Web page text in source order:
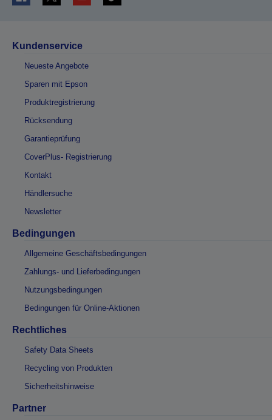
Kundenservice
Neueste Angebote
Sparen mit Epson
Produktregistrierung
Rücksendung
Garantieprüfung
CoverPlus- Registrierung
Kontakt
Händlersuche
Newsletter
Bedingungen
Allgemeine Geschäftsbedingungen
Zahlungs- und Lieferbedingungen
Nutzungsbedingungen
Bedingungen für Online-Aktionen
Rechtliches
Safety Data Sheets
Recycling von Produkten
Sicherheitshinweise
Partner